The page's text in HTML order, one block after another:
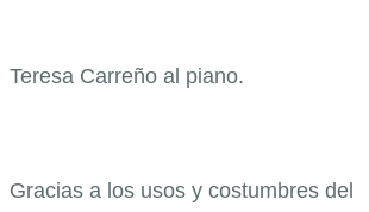
Teresa Carreño al piano.
Gracias a los usos y costumbres del